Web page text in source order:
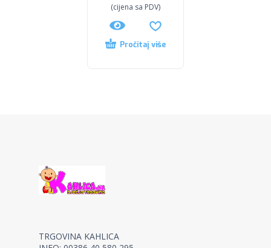
(cijena sa PDV)
Pročitaj više
TRGOVINA KAHLICA